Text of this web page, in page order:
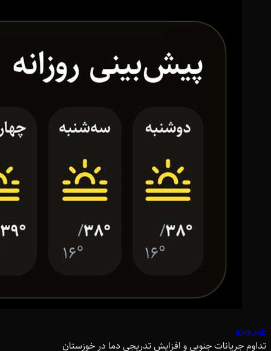
خبر ویژه
تداوم جریانات جنوبی و افزایش تدریجی دما در خوزستان